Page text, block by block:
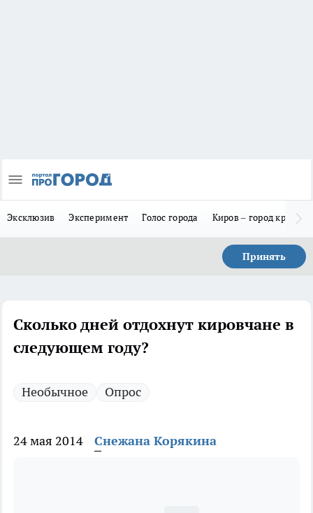
Эксклюзив Эксперимент Голос города Киров – город
Принять
Сколько дней отдохнут кировчане в
следующем году?
Необычное Опрос
24 мая 2014 Снежана Корякина